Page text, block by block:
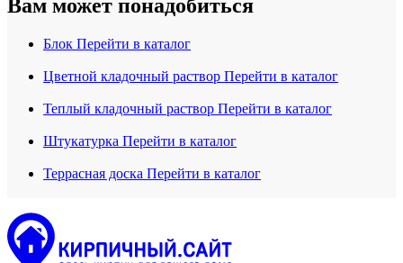
Вам может понадобиться
Блок Перейти в каталог
Цветной кладочный раствор Перейти в каталог
Теплый кладочный раствор Перейти в каталог
Штукатурка Перейти в каталог
Террасная доска Перейти в каталог